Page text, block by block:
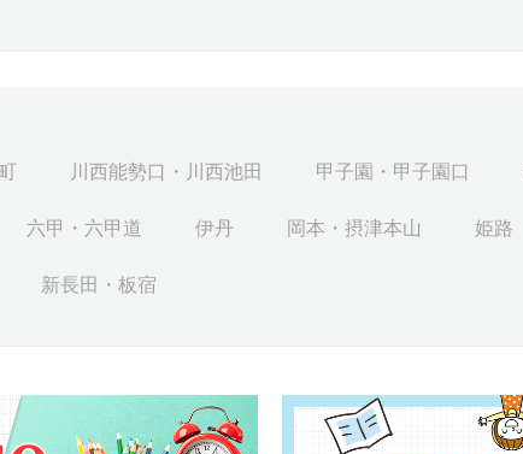
川西能勢口・川西池田 甲子園・甲子園口
六甲・六甲道 伊丹 岡本・摂津本山 姫路
新長田・板宿